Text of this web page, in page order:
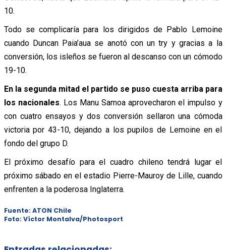
10.
Todo se complicaría para los dirigidos de Pablo Lemoine
cuando Duncan Paia’aua se anotó con un try y gracias a la
conversión, los isleños se fueron al descanso con un cómodo
19-10.
En la segunda mitad el partido se puso cuesta arriba para
los nacionales. Los Manu Samoa aprovecharon el impulso y
con cuatro ensayos y dos conversión sellaron una cómoda
victoria por 43-10, dejando a los pupilos de Lemoine en el
fondo del grupo D.
El próximo desafío para el cuadro chileno tendrá lugar el
próximo sábado en el estadio Pierre-Mauroy de Lille, cuando
enfrenten a la poderosa Inglaterra.
Fuente: ATON Chile
Foto: Víctor Montalva/Photosport